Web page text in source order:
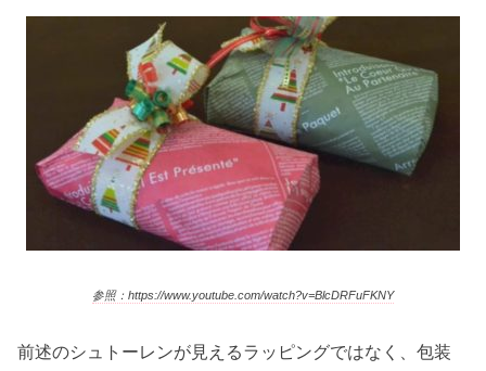
参照：https://www.youtube.com/watch?v=BlcDRFuFKNY
前述のシュトーレンが見えるラッピングではなく、包装